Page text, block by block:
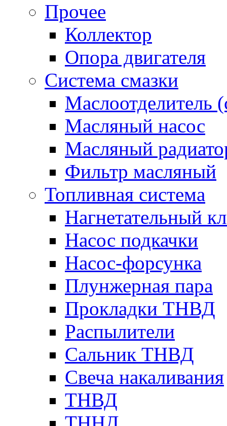
Прочее
Коллектор
Опора двигателя
Система смазки
Маслоотделитель
Масляный насос
Масляный
Фильтр масляный
Топливная система
Нагнетательный
Насос подкачки
Насос-форсунка
Плунжерная пара
Прокладки ТНВД
Распылители
Сальник ТНВД
Свеча накаливания
ТНВД